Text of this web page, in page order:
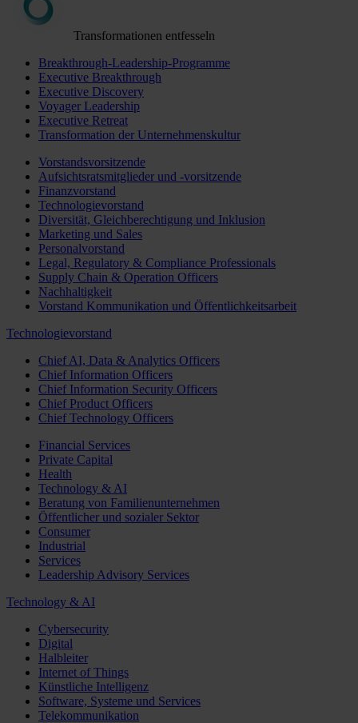
Transformationen entfesseln
Breakthrough-Leadership-Programme
Executive Breakthrough
Executive Discovery
Voyager Leadership
Executive Retreat
Transformation der Unternehmenskultur
Vorstandsvorsitzende
Aufsichtsratsmitglieder und -vorsitzende
Finanzvorstand
Technologievorstand
Diversität, Gleichberechtigung und Inklusion
Marketing und Sales
Personalvorstand
Legal, Regulatory & Compliance Professionals
Supply Chain & Operation Officers
Nachhaltigkeit
Vorstand Kommunikation und Öffentlichkeitsarbeit
Technologievorstand
Chief AI, Data & Analytics Officers
Chief Information Officers
Chief Information Security Officers
Chief Product Officers
Chief Technology Officers
Financial Services
Private Capital
Health
Technology & AI
Beratung von Familienunternehmen
Öffentlicher und sozialer Sektor
Consumer
Industrial
Services
Leadership Advisory Services
Technology & AI
Cybersecurity
Digital
Halbleiter
Internet of Things
Künstliche Intelligenz
Software, Systeme und Services
Telekommunikation